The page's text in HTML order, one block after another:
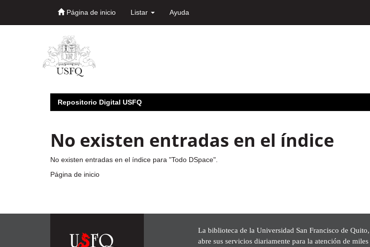
Página de inicio Listar Ayuda
Repositorio Digital USFQ
No existen entradas en el índice
No existen entradas en el índice para "Todo DSpace".
Página de inicio
La biblioteca de la Universidad San Francisco de Quito,
abre sus servicios diariamente para la atención de miles